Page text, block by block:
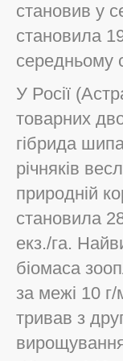
становив у
становила
середньому
У Росії
товарних
гібрида
річняків
природній
становила
екз./га.
біомаса
за межі 10
тривав з